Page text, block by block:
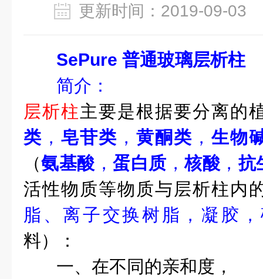
更新时间：2019-09-
SePure 普通玻璃层析柱
简介：
层析柱主要是根据要分离的
类 ， 皂苷类 ， 黄酮类 ，生物
（氨基酸 ，蛋白质 ，核酸 ，抗
活性物质等物质与层析柱内
脂 、离子交换树脂 ， 凝胶 ，
料）：
一、在不同的亲和度，